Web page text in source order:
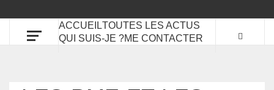
ACCUEILTOUTES LES ACTUS
QUI SUIS-JE ?ME CONTACTER